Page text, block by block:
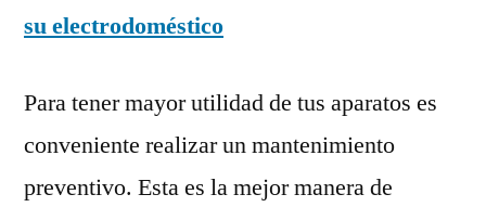
su electrodoméstico
Para tener mayor utilidad de tus aparatos es
conveniente realizar un mantenimiento
preventivo. Esta es la mejor manera de